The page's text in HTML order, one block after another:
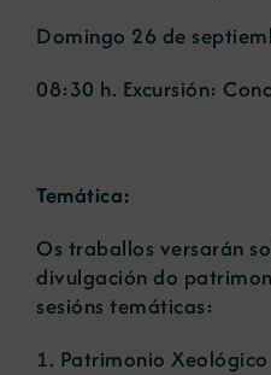
Domingo 26 de
08:30 h. Excursión:
Temática:
Os traballos versarán
divulgación do
sesións temáticas:
1. Patrimonio Xeológico